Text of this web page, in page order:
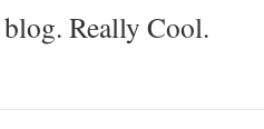
Really Cool.